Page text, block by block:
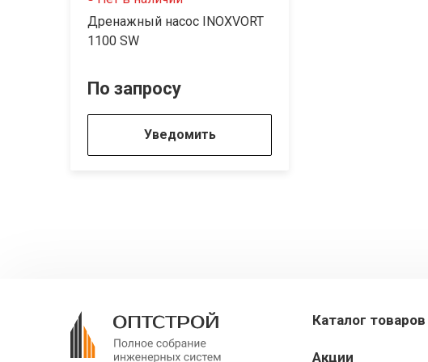
Дренажный насос INOXVORT
1100 SW
По запросу
Уведомить
Каталог товаров
Акции